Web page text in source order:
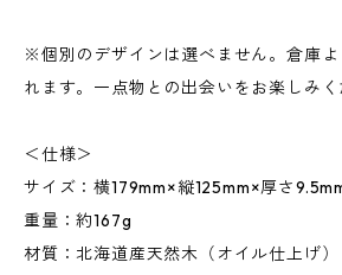
※個別のデザインは選べません。倉庫
れます。一点物との出会いをお楽しみく
＜仕様＞
サイズ：横179mm×縦125mm×厚さ
重量：約167g
材質：北海道産天然木（オイル仕上げ